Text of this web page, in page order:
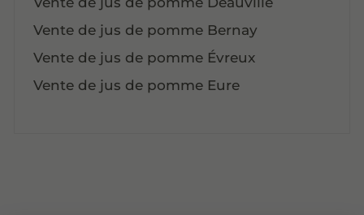
Vente de jus de pomme Bernay
Vente de jus de pomme Évreux
Vente de jus de pomme Eure